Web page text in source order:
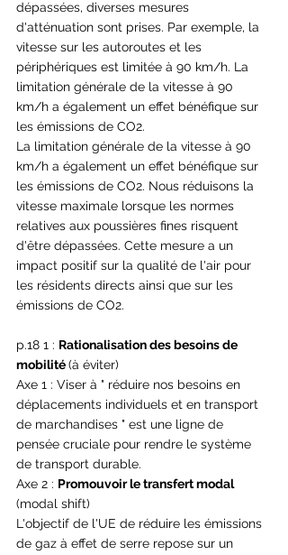
dépassées, diverses mesures
d'atténuation sont prises. Par exemple, la
vitesse sur les autoroutes et les
périphériques est limitée à 90 km/h. La
limitation générale de la vitesse à 90
km/h a également un effet bénéfique sur
les émissions de CO2.
La limitation générale de la vitesse à 90
km/h a également un effet bénéfique sur
les émissions de CO2. Nous réduisons la
vitesse maximale lorsque les normes
relatives aux poussières fines risquent
d'être dépassées. Cette mesure a un
impact positif sur la qualité de l'air pour
les résidents directs ainsi que sur les
émissions de CO2.
p.18 1 : Rationalisation des besoins de
mobilité (à éviter)
Axe 1 : Viser à " réduire nos besoins en
déplacements individuels et en transport
de marchandises " est une ligne de
pensée cruciale pour rendre le système
de transport durable.
Axe 2 : Promouvoir le transfert modal
(modal shift)
L'objectif de l'UE de réduire les émissions
de gaz à effet de serre repose sur un